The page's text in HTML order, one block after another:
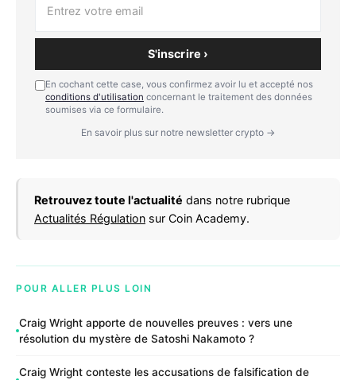
S'inscrire ›
En cochant cette case, vous confirmez avoir lu et accepté nos
conditions d'utilisation concernant le traitement des données
soumises via ce formulaire.
En savoir plus sur notre newsletter crypto →
Retrouvez toute l'actualité dans notre rubrique
Actualités Régulation sur Coin Academy.
POUR ALLER PLUS LOIN
Craig Wright apporte de nouvelles preuves : vers une
résolution du mystère de Satoshi Nakamoto ?
Craig Wright conteste les accusations de falsification de